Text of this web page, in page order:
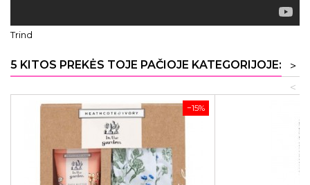
Trind
5 KITOS PREKĖS TOJE PAČIOJE KATEGORIJOJE:
>
<
−15%